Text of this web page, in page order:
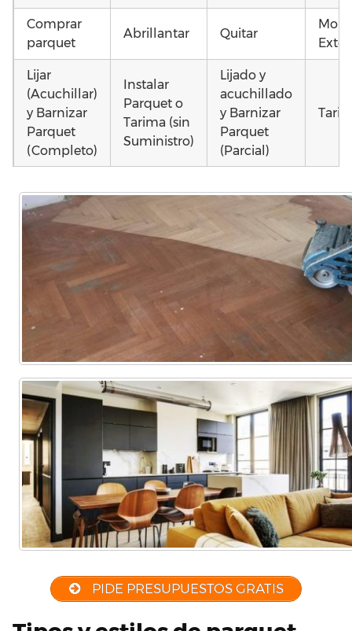
Comprar
parquet
Abrillantar Quitar
Lijar
(Acuchillar)
y Barnizar
Parquet
(Completo)
Instalar
Parquet o
Tarima (sin
Suministro)
Lijado y
acuchillado
y Barnizar
Parquet
(Parcial)
parquet o
Tarima
Comercial
Tarima
Vivienda
parquet o
Tarima
(Parcial)
PIDE PRESUPUESTOS GRATIS